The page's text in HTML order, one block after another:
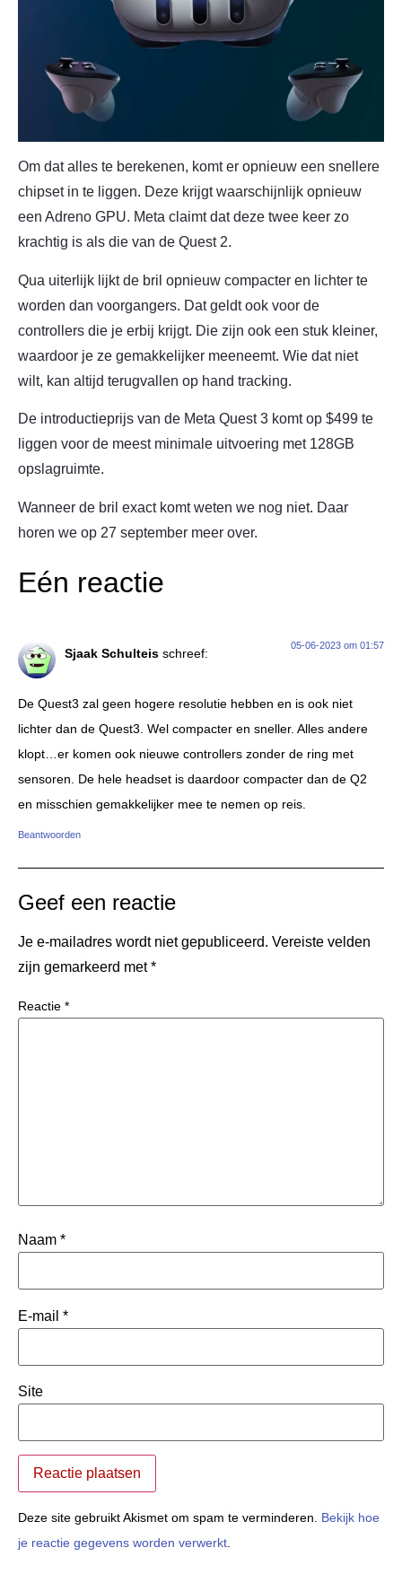
Om dat alles te berekenen, komt er opnieuw een snellere
chipset in te liggen. Deze krijgt waarschijnlijk opnieuw
een Adreno GPU. Meta claimt dat deze twee keer zo
krachtig is als die van de Quest 2.
Qua uiterlijk lijkt de bril opnieuw compacter en lichter te
worden dan voorgangers. Dat geldt ook voor de
controllers die je erbij krijgt. Die zijn ook een stuk kleiner,
waardoor je ze gemakkelijker meeneemt. Wie dat niet
wilt, kan altijd terugvallen op hand tracking.
De introductieprijs van de Meta Quest 3 komt op $499 te
liggen voor de meest minimale uitvoering met 128GB
opslagruimte.
Wanneer de bril exact komt weten we nog niet. Daar
horen we op 27 september meer over.
Eén reactie
Sjaak Schulteis schreef:
05-06-2023 om 01:57
De Quest3 zal geen hogere resolutie hebben en is ook niet
lichter dan de Quest3. Wel compacter en sneller. Alles andere
klopt…er komen ook nieuwe controllers zonder de ring met
sensoren. De hele headset is daardoor compacter dan de Q2
en misschien gemakkelijker mee te nemen op reis.
Beantwoorden
Geef een reactie
Je e-mailadres wordt niet gepubliceerd. Vereiste velden
zijn gemarkeerd met*
Reactie *
Naam *
E-mail *
Site
Deze site gebruikt Akismet om spam te verminderen. Bekijk hoe
je reactie gegevens worden verwerkt